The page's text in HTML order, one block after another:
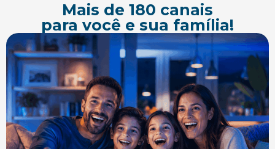
Mais de 180 canais
para você e sua família!